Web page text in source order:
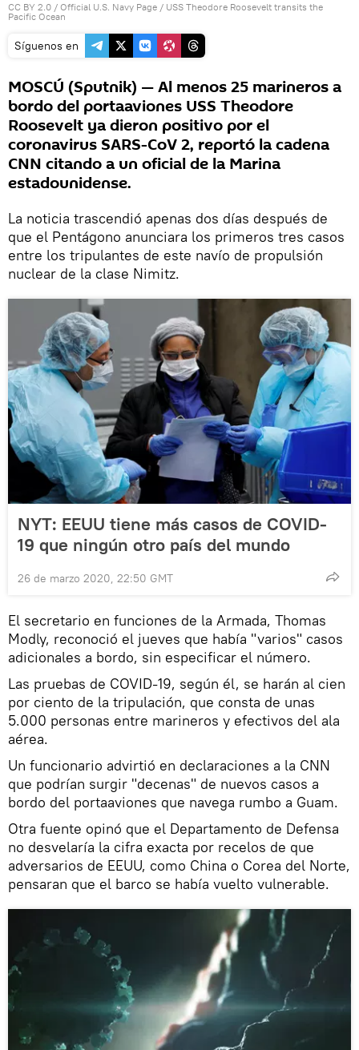
CC BY 2.0 / Official U.S. Navy Page / USS Theodore Roosevelt transits the
Pacific Ocean
Síguenos en
MOSCÚ (Sputnik) — Al menos 25 marineros a
bordo del portaaviones USS Theodore
Roosevelt ya dieron positivo por el
coronavirus SARS-CoV 2, reportó la cadena
CNN citando a un oficial de la Marina
estadounidense.
La noticia trascendió apenas dos días después de
que el Pentágono anunciara los primeros tres casos
entre los tripulantes de este navío de propulsión
nuclear de la clase Nimitz.
NYT: EEUU tiene más casos de COVID-
19 que ningún otro país del mundo
26 de marzo 2020, 22:50 GMT
El secretario en funciones de la Armada, Thomas
Modly, reconoció el jueves que había "varios" casos
adicionales a bordo, sin especificar el número.
Las pruebas de COVID-19, según él, se harán al cien
por ciento de la tripulación, que consta de unas
5.000 personas entre marineros y efectivos del ala
aérea.
Un funcionario advirtió en declaraciones a la CNN
que podrían surgir "decenas" de nuevos casos a
bordo del portaaviones que navega rumbo a Guam.
Otra fuente opinó que el Departamento de Defensa
no desvelaría la cifra exacta por recelos de que
adversarios de EEUU, como China o Corea del Norte,
pensaran que el barco se había vuelto vulnerable.